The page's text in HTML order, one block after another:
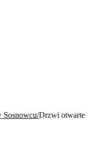
Sosnowcu Drzwi otwarte